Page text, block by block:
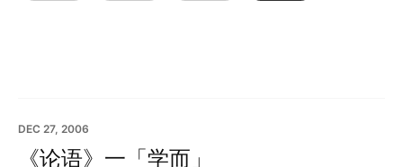
DEC 27, 2006
《论语》一「学而」